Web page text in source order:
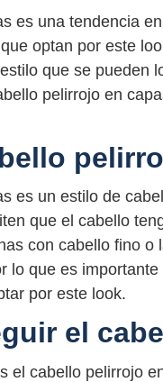
es una tendencia
optan por este
que se pueden
pelirrojo en
es un estilo de
que el cabello
con cabello fino
lo que es
por este look.
el
el cabello pelirrojo